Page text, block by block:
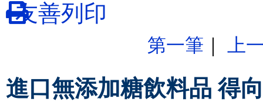
友善列印
第一筆 上
進口無添加糖飲料品 得